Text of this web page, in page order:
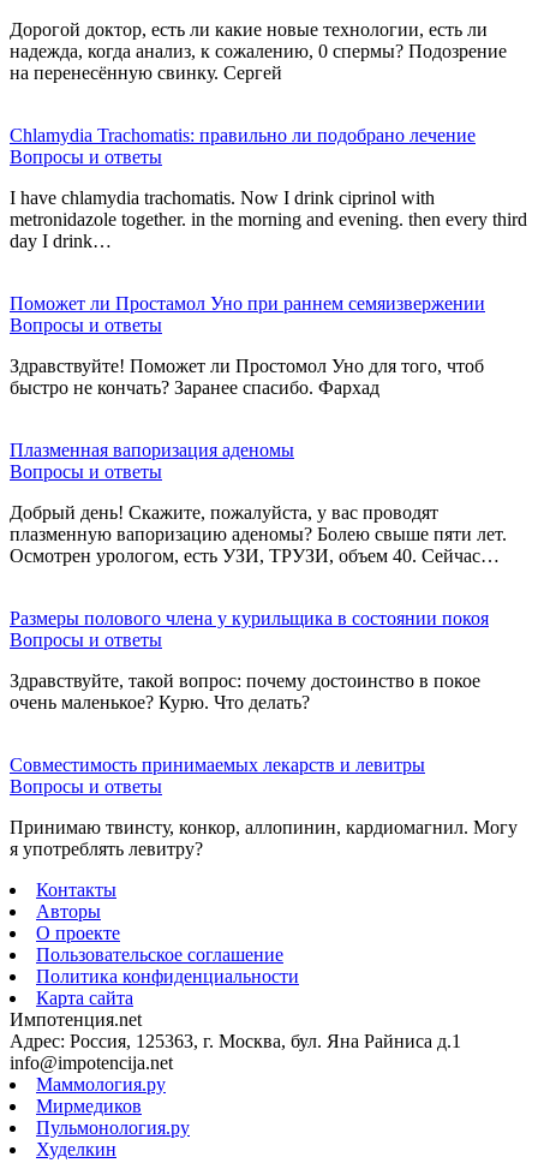
Дорогой доктор, есть ли какие новые технологии, есть ли
надежда, когда анализ, к сожалению, 0 спермы? Подозрение
на перенесённую свинку. Сергей
Chlamydia Trachomatis: правильно ли подобрано лечение
Вопросы и ответы
I have chlamydia trachomatis. Now I drink ciprinol with
metronidazole together. in the morning and evening. then every third
day I drink…
Поможет ли Простамол Уно при раннем семяизвержении
Вопросы и ответы
Здравствуйте! Поможет ли Простомол Уно для того, чтоб
быстро не кончать? Заранее спасибо. Фархад
Плазменная вапоризация аденомы
Вопросы и ответы
Добрый день! Скажите, пожалуйста, у вас проводят
плазменную вапоризацию аденомы? Болею свыше пяти лет.
Осмотрен урологом, есть УЗИ, ТРУЗИ, объем 40. Сейчас…
Размеры полового члена у курильщика в состоянии покоя
Вопросы и ответы
Здравствуйте, такой вопрос: почему достоинство в покое
очень маленькое? Курю. Что делать?
Совместимость принимаемых лекарств и левитры
Вопросы и ответы
Принимаю твинсту, конкор, аллопинин, кардиомагнил. Могу
я употреблять левитру?
Контакты
Авторы
О проекте
Пользовательское соглашение
Политика конфиденциальности
Карта сайта
Импотенция.net
Адрес: Россия, 125363, г. Москва, бул. Яна Райниса д.1
info@impotencija.net
Маммология.ру
Мирмедиков
Пульмонология.ру
Худелкин